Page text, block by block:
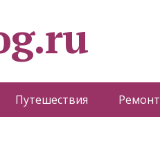
Путешествия Ремонт